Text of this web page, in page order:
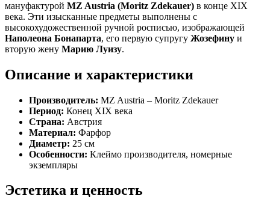
мануфактурой MZ Austria (Moritz Zdekauer) в конце XIX
века. Эти изысканные предметы выполнены с
высокохудожественной ручной росписью, изображающей
Наполеона Бонапарта, его первую супругу Жозефину и
вторую жену Марию Луизу.
Описание и характеристики
Производитель: MZ Austria – Moritz Zdekauer
Период: Конец XIX века
Страна: Австрия
Материал: Фарфор
Диаметр: 25 см
Особенности: Клеймо производителя, номерные
экземпляры
Эстетика и ценность